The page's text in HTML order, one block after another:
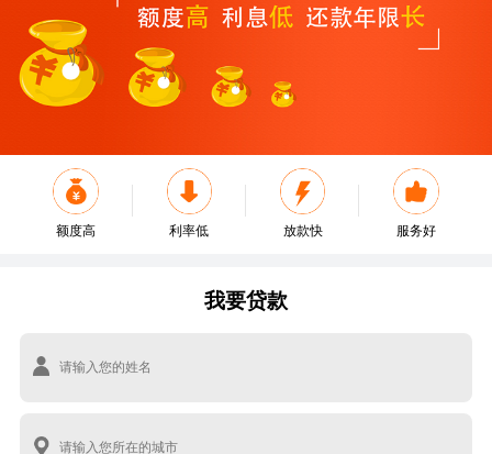
额度高 利率低 放款快 服务好
我要贷款